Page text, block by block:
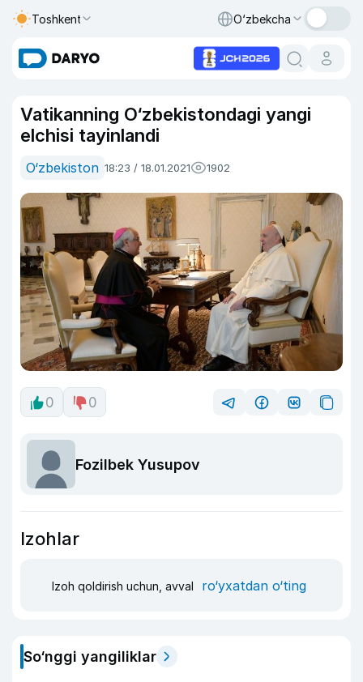
Toshkent O‘zbekcha
Vatikanning O‘zbekistondagi yangi
elchisi tayinlandi
O‘zbekiston 18:23 / 18.01.2021 1902
0 0
Fozilbek Yusupov
Izohlar
Izoh qoldirish uchun, avval ro‘yxatdan o‘ting
So‘nggi yangiliklar